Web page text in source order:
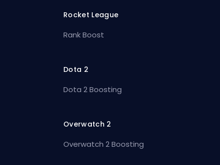
Rocket League
Rank Boost
Dota 2
Dota 2 Boosting
Overwatch 2
Overwatch 2 Boosting